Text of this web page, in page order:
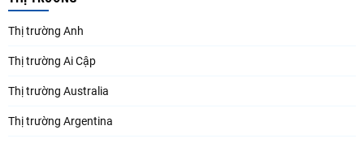
Thị trường Anh
Thị trường Ai Cập
Thị trường Australia
Thị trường Argentina